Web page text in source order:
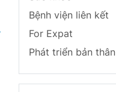
Bệnh viện liên kết
For Expat
Phát triển bản thân